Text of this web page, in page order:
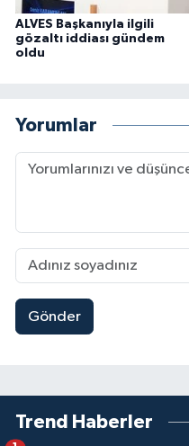
ALVES Başkanıyla ilgili
gözaltı iddiası gündem
oldu
Yorumlar
Gönder
Trend Haberler